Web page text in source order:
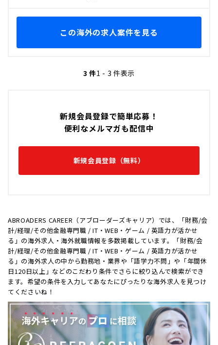
新規会員登録で簡単応募！
便利なメルマガも配信中
新規会員登録（無料）
ABROADERS CAREER（アブローダーズキャリア）では、「財務/会
計/経理/その他金融専門職 / IT・WEB・ゲーム / 英語力が活かせ
る」の海外求人・海外就職情報を多数掲載しています。「財務/会
計/経理/その他金融専門職 / IT・WEB・ゲーム / 英語力が活かせ
る」の海外求人の中から勤務地・業界や「語学力不問」や「年間休
日120日以上」などのこだわり条件でさらに絞り込んで検索ができ
ます。希望の条件を入力してあなたにぴったりな海外求人を見つけ
てくださいね！
この海外の求人案件を見る
3 件1 - 3 件表示